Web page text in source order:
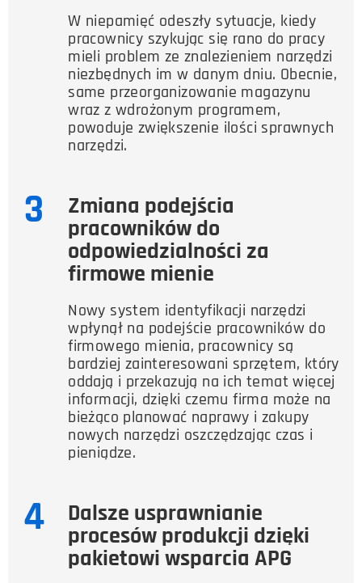
W niepamięć odeszły sytuacje, kiedy
pracownicy szykując się rano do pracy
mieli problem ze znalezieniem narzędzi
niezbędnych im w danym dniu. Obecnie,
same przeorganizowanie magazynu
wraz z wdrożonym programem,
powoduje zwiększenie ilości sprawnych
narzędzi.
3 Zmiana podejścia
pracowników do
odpowiedzialności za
firmowe mienie
Nowy system identyfikacji narzędzi
wpłynął na podejście pracowników do
firmowego mienia, pracownicy są
bardziej zainteresowani sprzętem, który
oddają i przekazują na ich temat więcej
informacji, dzięki czemu firma może na
bieżąco planować naprawy i zakupy
nowych narzędzi oszczędzając czas i
pieniądze.
4 Dalsze usprawnianie
procesów produkcji dzięki
pakietowi wsparcia APG